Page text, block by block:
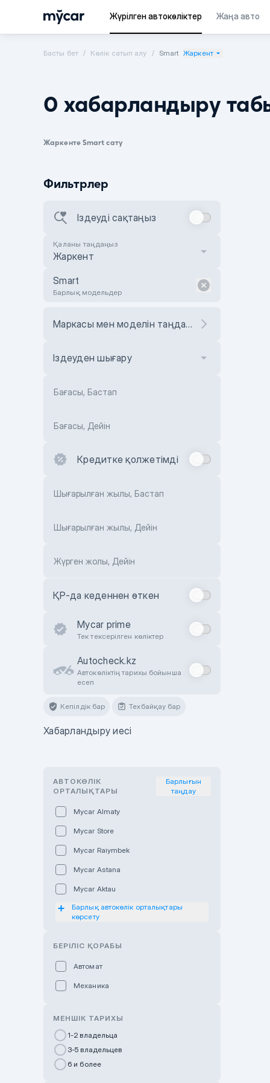
Жүрілген автокөліктер Жаңа авто
Басты бет Көлік сатып алу Smart Жаркент
0 хабарландыру
Жаркенте Smart сату
Фильтрлер
Іздеуді сақтаңыз
Қаланы таңдаңыз
Жаркент
Smart
Барлық модельдер
Маркасы мен моделін таңдаңыз
Іздеуден шығару
Бағасы, Бастап
Бағасы, Дейін
Кредитке қолжетімді
Шығарылған жылы, Бастап
Шығарылған жылы, Дейін
Жүрген жолы, Дейін
ҚР-да кеденнен өткен
Mycar prime
Тек тексерілген көліктер
Autocheck.kz
Автокөліктің тарихы бойынша
есеп
Кепілдік бар Техбайқау бар
Хабарландыру иесі
АВТОКӨЛІК
ОРТАЛЫҚТАРЫ
Барлығын
таңдау
Mycar Almaty
Mycar Store
Mycar Raiymbek
Mycar Astana
Mycar Aktau
Mycar Uralsk
Haval & Tank Pavlodar
Bavaria Almaty
Mycar Shymkent
Changan Auto Nurly Zhol
Барлық автокөлік орталықтары
көрсету
БЕРІЛІС ҚОРАБЫ
Автомат
Механика
МЕНШІК ТАРИХЫ
1-2 владельца
3-5 владельцев
6 и более